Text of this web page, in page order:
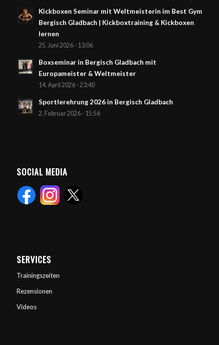
Kickboxen Seminar mit Weltmeisterin im Best Gym
Bergisch Gladbach | Kickboxtraining & Kickboxen
lernen
25. Juni 2026 - 13:06
Boxseminar in Bergisch Gladbach mit
Europameister & Weltmeister
14. April 2026 - 23:40
Sportlerehrung 2026 in Bergisch Gladbach
2. Februar 2026 - 15:56
SOCIAL MEDIA
SERVICES
Trainingszeiten
Rezensionen
Videos